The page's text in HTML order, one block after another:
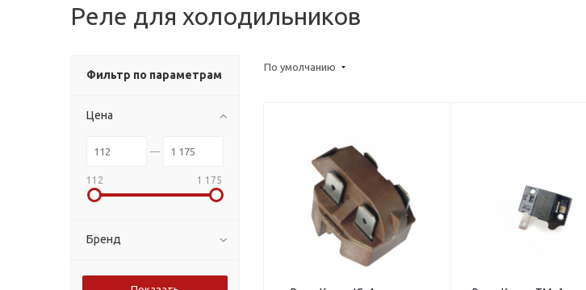
Реле для холодильников
По умолчанию
Фильтр по параметрам
Цена
112 1 175
Бренд